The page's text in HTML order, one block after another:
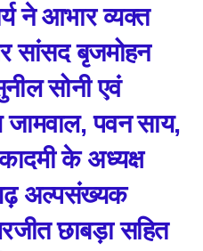
ने आभार व्यक्त
सांसद बृजमोहन
सोनी एवं
पवन साय,
के अध्यक्ष
अल्पसंख्यक
छाबड़ा सहित